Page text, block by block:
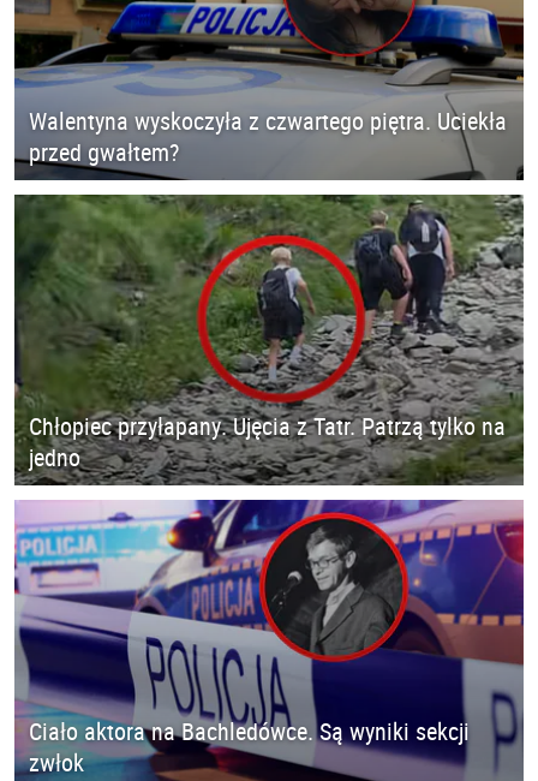
Walentyna wyskoczyła z czwartego piętra. Uciekła
przed gwałtem?
Chłopiec przyłapany. Ujęcia z Tatr. Patrzą tylko na
jedno
Ciało aktora na Bachledówce. Są wyniki sekcji
zwłok